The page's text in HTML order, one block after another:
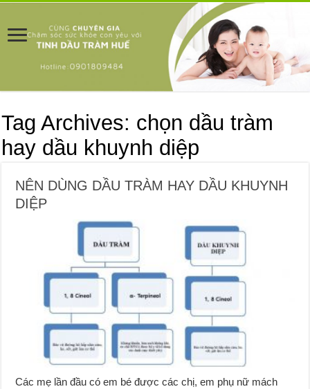
Tag Archives: chọn dầu tràm
hay dầu khuynh diệp
NÊN DÙNG DẦU TRÀM HAY DẦU KHUYNH
DIỆP
Các mẹ lần đầu có em bé được các chị, em phụ nữ mách